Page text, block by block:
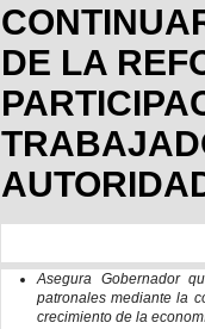
DE LA
Asegura Gobernador
patronales mediante la
crecimiento de la